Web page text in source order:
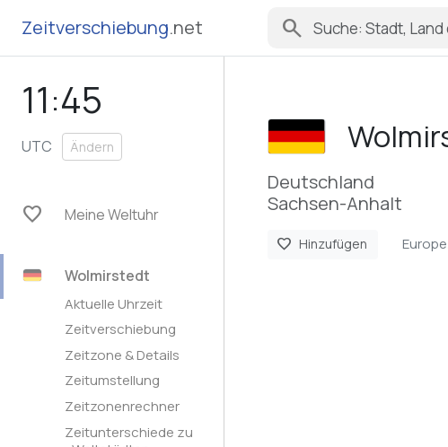
Zeitverschiebung.net search
11:45
UTC Ändern
favorite Meine Weltuhr
Wolmirstedt
Aktuelle Uhrzeit
Zeitverschiebung
Zeitzone & Details
Zeitumstellung
Zeitzonenrechner
Zeitunterschiede zu
Deutschland
Sachsen-Anhalt
favorite Hinzufügen